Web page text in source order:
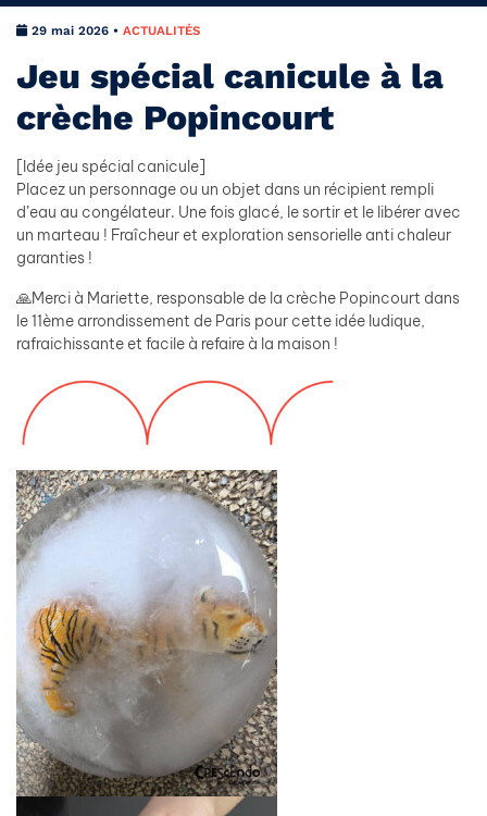
29 mai 2026 • ACTUALITÉS
Jeu spécial canicule à la
crèche Popincourt
[Idée jeu spécial canicule]
Placez un personnage ou un objet dans un récipient rempli
d’eau au congélateur. Une fois glacé, le sortir et le libérer avec
un marteau ! Fraîcheur et exploration sensorielle anti chaleur
garanties !
🙏Merci à Mariette, responsable de la crèche Popincourt dans
le 11ème arrondissement de Paris pour cette idée ludique,
rafraichissante et facile à refaire à la maison !